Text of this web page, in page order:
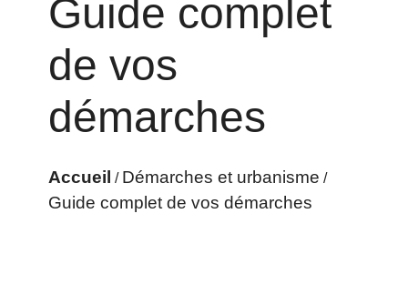
Guide complet
de vos
démarches
Accueil / Démarches et urbanisme /
Guide complet de vos démarches